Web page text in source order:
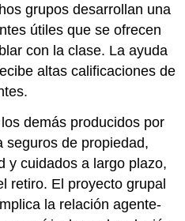
grupos desarrollan una
útiles que se ofrecen
con la clase. La ayuda
altas calificaciones de
demás producidos por
seguros de propiedad,
y cuidados a largo plazo,
retiro. El proyecto grupal
la relación agente-